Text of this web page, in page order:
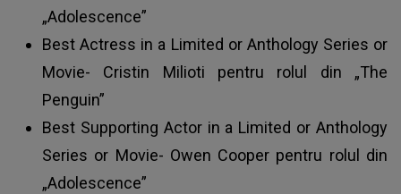
„Adolescence”
Best Actress in a Limited or Anthology Series or
Movie- Cristin Milioti pentru rolul din „The
Penguin”
Best Supporting Actor in a Limited or Anthology
Series or Movie- Owen Cooper pentru rolul din
„Adolescence”